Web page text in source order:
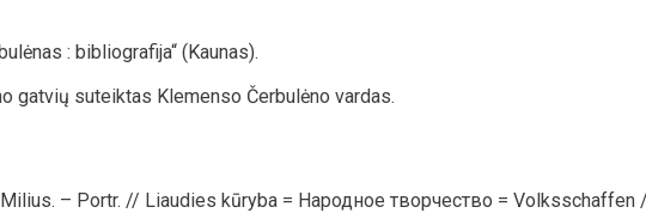
: bibliografija“ (Kaunas).
gatvių suteiktas Klemenso Čerbulėno vardas.
– Portr. // Liaudies kūryba = Народное творчество = Volksschaffen /